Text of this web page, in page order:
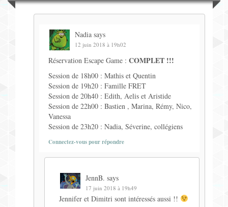
Nadia says
12 juin 2018 à 19h02
Réservation Escape Game : COMPLET !!!
Session de 18h00 : Mathis et Quentin
Session de 19h20 : Famille FRET
Session de 20h40 : Edith, Aelis et Aristide
Session de 22h00 : Bastien , Marina, Rémy, Nico,
Vanessa
Session de 23h20 : Nadia, Séverine, collégiens
Connectez-vous pour répondre
JennB. says
17 juin 2018 à 19h49
Jennifer et Dimitri sont intéressés aussi !!